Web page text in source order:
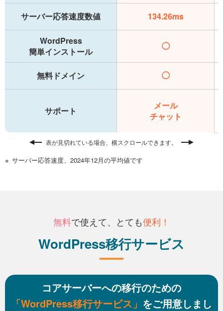
サーバー応答速度数値 134.26ms
WordPress
簡単インストール
◯
無料ドメイン ◯
サポート
メール
チャット
表が見切れている場合、横スクロールできます。
サーバー応答速度、2024年12月の平均値です
無料で使えて、とても便利！
WordPress移行サービス
コアサーバーへの移行のための
「WordPress移行サービス」 をご用意しまし